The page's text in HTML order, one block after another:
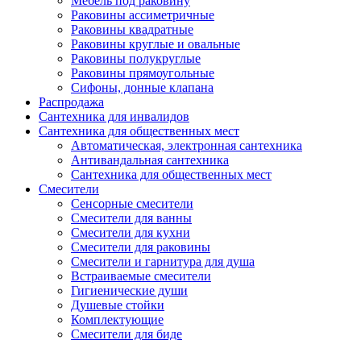
Раковины ассиметричные
Раковины квадратные
Раковины круглые и овальные
Раковины полукруглые
Раковины прямоугольные
Сифоны, донные клапана
Распродажа
Сантехника для инвалидов
Сантехника для общественных мест
Автоматическая, электронная сантехника
Антивандальная сантехника
Сантехника для общественных мест
Смесители
Сенсорные смесители
Смесители для ванны
Смесители для кухни
Смесители для раковины
Смесители и гарнитура для душа
Встраиваемые смесители
Гигиенические души
Душевые стойки
Комплектующие
Смесители для биде